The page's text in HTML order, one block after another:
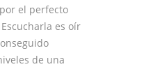
el perfecto
es oír
de una